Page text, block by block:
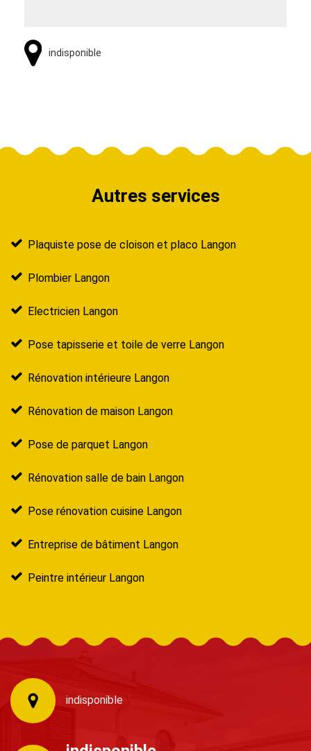
indisponible
Autres services
Plaquiste pose de cloison et placo Langon
Plombier Langon
Electricien Langon
Pose tapisserie et toile de verre Langon
Rénovation intérieure Langon
Rénovation de maison Langon
Pose de parquet Langon
Rénovation salle de bain Langon
Pose rénovation cuisine Langon
Entreprise de bâtiment Langon
Peintre intérieur Langon
indisponible